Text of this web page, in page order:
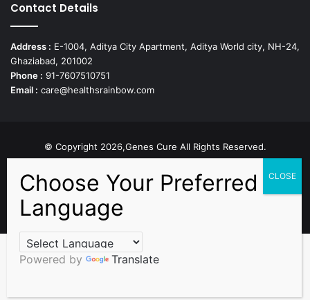
Contact Details
Address : E-1004, Aditya City Apartment, Aditya World city, NH-24,
Ghaziabad, 201002
Phone : 91-7607510751
Email : care@healthsrainbow.com
© Copyright 2026,Genes Cure All Rights Reserved.
Facebook
X
Powered by Translate